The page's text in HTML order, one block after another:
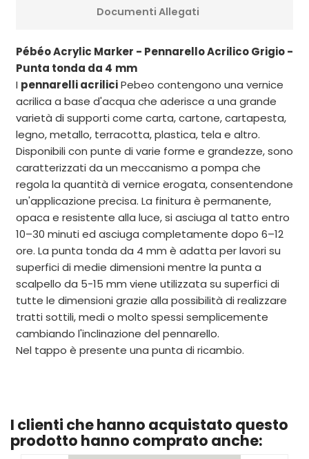
Documenti Allegati
Pébéo Acrylic Marker - Pennarello Acrilico Grigio -
Punta tonda da 4 mm
I pennarelli acriliciPebeo contengono una vernice
acrilica a base d'acqua che aderisce a una grande
varietà di supporti come carta, cartone, cartapesta,
legno, metallo, terracotta, plastica, tela e altro.
Disponibili con punte di varie forme e grandezze, sono
caratterizzati da un meccanismo a pompa che
regola la quantità di vernice erogata, consentendone
un'applicazione precisa. La finitura è permanente,
opaca e resistente alla luce, si asciuga al tatto entro
10–30 minuti ed asciuga completamente dopo 6–12
ore. La punta tonda da 4 mm è adatta per lavori su
superfici di medie dimensioni mentre la punta a
scalpello da 5-15 mm viene utilizzata su superfici di
tutte le dimensioni grazie alla possibilità di realizzare
tratti sottili, medi o molto spessi semplicemente
cambiando l'inclinazione del pennarello.
Nel tappo è presente una punta di ricambio.
I clienti che hanno acquistato questo
prodotto hanno comprato anche: